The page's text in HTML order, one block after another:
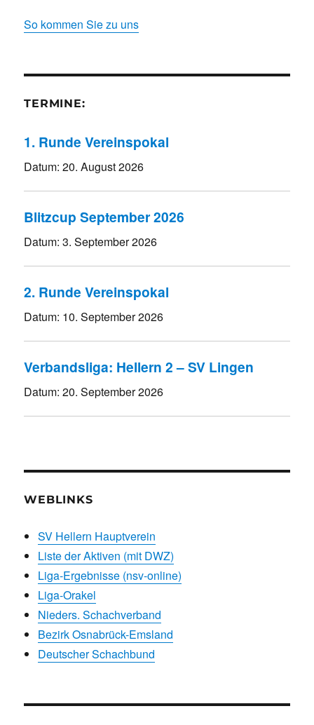
So kommen Sie zu uns
TERMINE:
1. Runde Vereinspokal
Datum:20. August 2026
Blitzcup September 2026
Datum:3. September 2026
2. Runde Vereinspokal
Datum: 10. September 2026
Verbandsliga: Hellern 2 – SV Lingen
Datum:20. September 2026
WEBLINKS
SV Hellern Hauptverein
Liste der Aktiven (mit DWZ)
Liga-Ergebnisse (nsv-online)
Liga-Orakel
Nieders. Schachverband
Bezirk Osnabrück-Emsland
Deutscher Schachbund